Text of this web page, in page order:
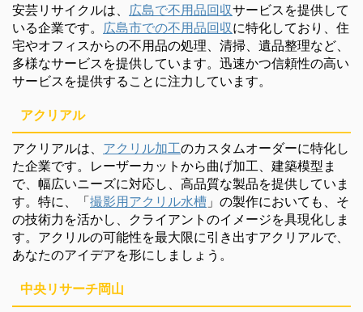
安芸リサイクルは、 広島で不用品回収サービスを提供して
いる企業です。 広島市での不用品回収に特化しており、住
宅やオフィスからの不用品の処理、清掃、遺品整理など、
多様なサービスを提供しています。迅速かつ信頼性の高い
サービスを提供することに注力しています。
アクリアル
アクリアルは、 アクリル加工のカスタムオーダーに特化し
た企業です。レーザーカットから曲げ加工、建築模型ま
で、幅広いニーズに対応し、高品質な製品を提供していま
す。特に、「撮影用アクリル水槽 」の製作においても、そ
の技術力を活かし、クライアントのイメージを具現化しま
す。アクリルの可能性を最大限に引き出すアクリアルで、
あなたのアイデアを形にしましょう。
中央リサーチ岡山